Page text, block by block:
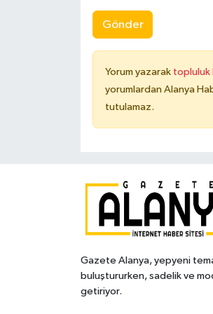
Gönder
Yorum yazarak topluluk
yorumlardan Alanya
tutulamaz.
Gazete Alanya, yepyeni
buluştururken, sadelik ve
getiriyor.